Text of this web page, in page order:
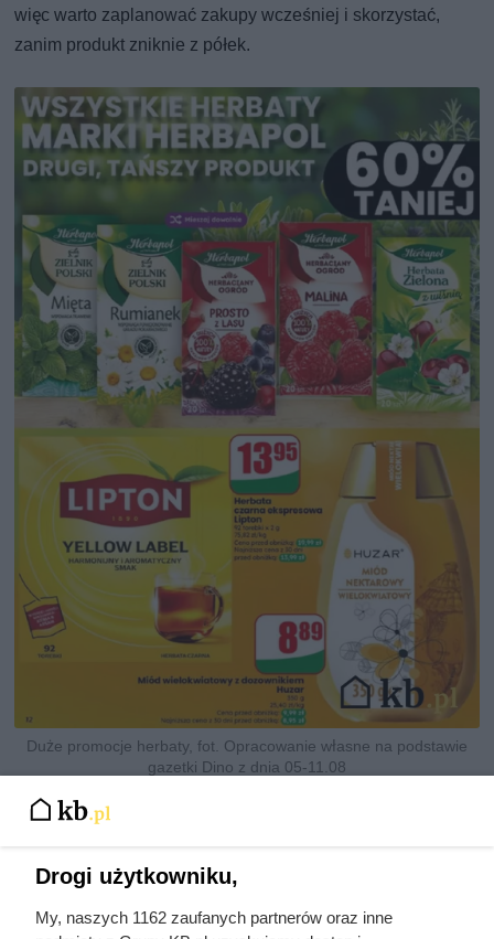
więc warto zaplanować zakupy wcześniej i skorzystać,
zanim produkt zniknie z półek.
Duże promocje herbaty, fot. Opracowanie własne na podstawie
gazetki Dino z dnia 05-11.08
Inne hity z gazetki Dino do 11
innych mocnych okazji. Zobacz, co warto wrzucić do
Drogi użytkowniku,
My, naszych 1162 zaufanych partnerów oraz inne